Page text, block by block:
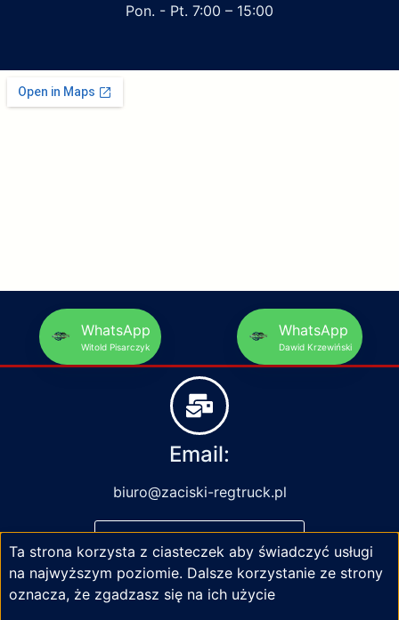
Pon. - Pt. 7:00 – 15:00
WhatsApp
Witold Pisarczyk
WhatsApp
Dawid Krzewiński
Email:
biuro@zaciski-regtruck.pl
NAPISZ DO NAS
Ta strona korzysta z ciasteczek aby świadczyć usługi
na najwyższym poziomie. Dalsze korzystanie ze strony
oznacza, że zgadzasz się na ich użycie